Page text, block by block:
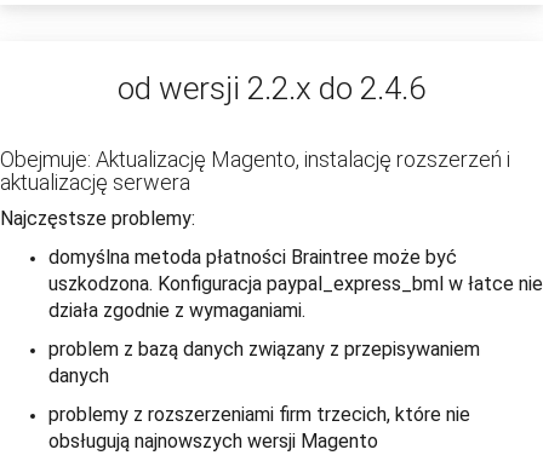
od wersji 2.2.x do 2.4.6
Obejmuje: Aktualizację Magento, instalację rozszerzeń i
aktualizację serwera
Najczęstsze problemy:
domyślna metoda płatności Braintree może być
uszkodzona. Konfiguracja paypal_express_bml w łatce nie
działa zgodnie z wymaganiami.
problem z bazą danych związany z przepisywaniem
danych
problemy z rozszerzeniami firm trzecich, które nie
obsługują najnowszych wersji Magento